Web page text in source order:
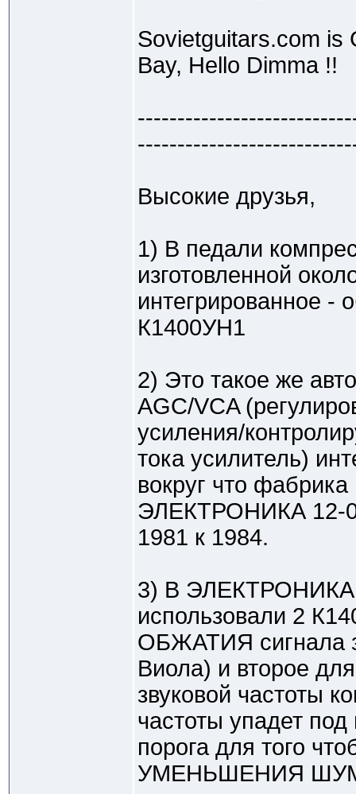
Sovietguitars.com is
Bay, Hello Dimma !!
Высокие друзья,
1) В педали
изготовленной
интегрированное -
К1400УН1
2) Это такое же
AGC/VCA
усиления/
тока усилитель)
вокруг что
ЭЛЕКТРОНИКА 12-
1981 к 1984.
3) В ЭЛЕКТРОНИКА
использовали 2
ОБЖАТИЯ сигнала
Виола) и второе
звуковой частоты
частоты упадет
порога для того
УМЕНЬШЕНИЯ